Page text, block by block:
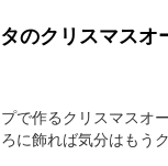
タのクリスマス
で作るクリスマスオ
に飾れば気分はもう